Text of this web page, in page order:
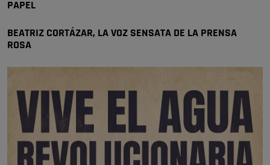
🔴 EXCLUSIVA | El comisario de la …
PAPEL
BEATRIZ CORTÁZAR, LA VOZ SENSATA DE LA PRENSA
ROSA